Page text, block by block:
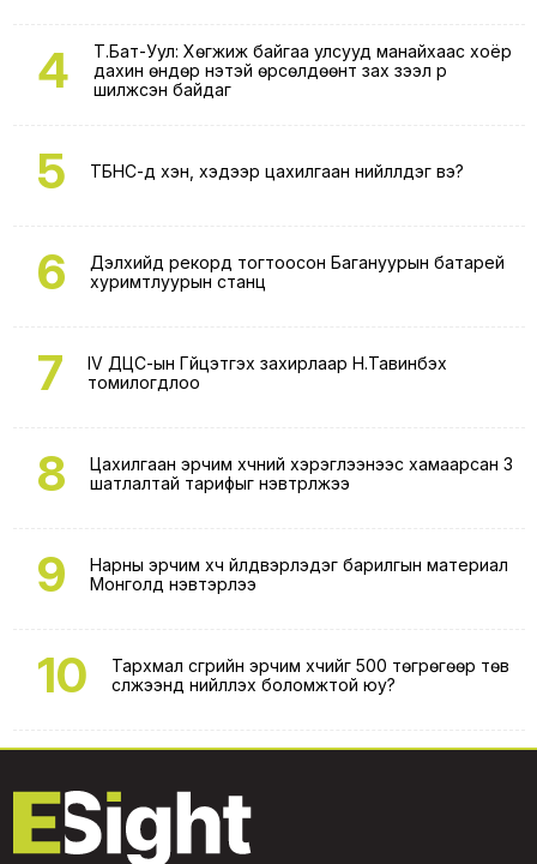
4
Т.Бат-Уул: Хөгжиж байгаа улсууд манайхаас хоёр
дахин өндөр үнэтэй өрсөлдөөнт зах зээл рүү
шилжсэн байдаг
5 ТБНС-д хэн, хэдээр цахилгаан нийлүүлдэг вэ?
6
Дэлхийд рекорд тогтоосон Багануурын батарей
хуримтлуурын станц
7
IV ДЦС-ын Гүйцэтгэх захирлаар Н.Тавинбэх
томилогдлоо
8
Цахилгаан эрчим хүчний хэрэглээнээс хамаарсан 3
шатлалтай тарифыг нэвтрүүлжээ
9
Нарны эрчим хүч үйлдвэрлэдэг барилгын материал
Монголд нэвтэрлээ
10
Тархмал үүсгүүрийн эрчим хүчийг 500 төгрөгөөр төв
сүлжээнд нийлүүлэх боломжтой юу?